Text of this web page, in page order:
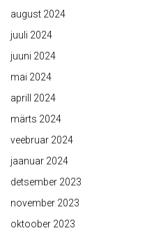
august 2024
juuli 2024
juuni 2024
mai 2024
aprill 2024
märts 2024
veebruar 2024
jaanuar 2024
detsember 2023
november 2023
oktoober 2023